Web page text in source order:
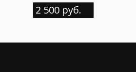
2 500 руб.
ОТ WEAR HOUSE